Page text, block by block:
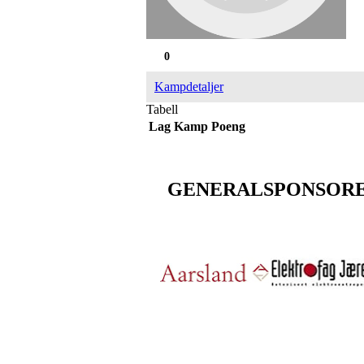
0
Kampdetaljer
Tabell
Lag Kamp Poeng